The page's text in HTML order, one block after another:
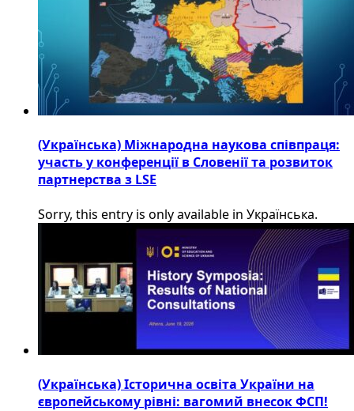
(Українська) Міжнародна наукова співпраця:
участь у конференції в Словенії та розвиток
партнерства з LSE
Sorry, this entry is only available in Українська.
(Українська) Історична освіта України на
європейському рівні: вагомий внесок ФСП!